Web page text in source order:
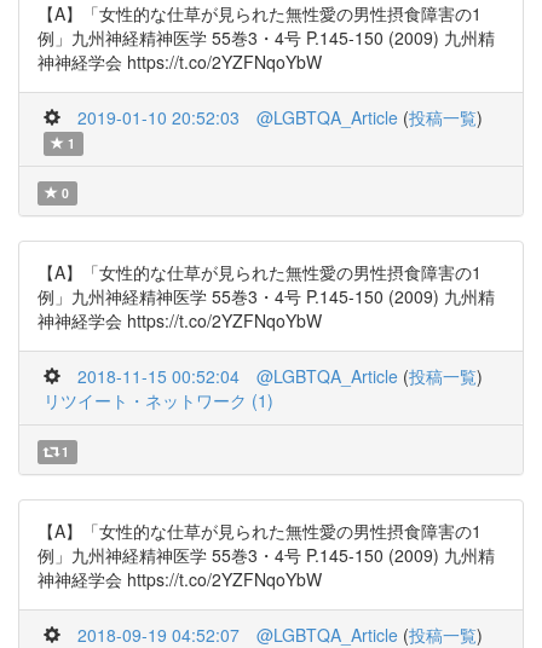
【A】「女性的な仕草が見られた無性愛の男性摂食障害の1
例」九州神経精神医学 55巻3・4号 P.145-150 (2009) 九州精
神神経学会 https://t.co/2YZFNqoYbW
2019-01-10 20:52:03 @LGBTQA_Article (投稿一覧)
1
0
【A】「女性的な仕草が見られた無性愛の男性摂食障害の1
例」九州神経精神医学 55巻3・4号 P.145-150 (2009) 九州精
神神経学会 https://t.co/2YZFNqoYbW
2018-11-15 00:52:04 @LGBTQA_Article (投稿一覧)
リツイート・ネットワーク (1)
1
【A】「女性的な仕草が見られた無性愛の男性摂食障害の1
例」九州神経精神医学 55巻3・4号 P.145-150 (2009) 九州精
神神経学会 https://t.co/2YZFNqoYbW
2018-09-19 04:52:07 @LGBTQA_Article (投稿一覧)